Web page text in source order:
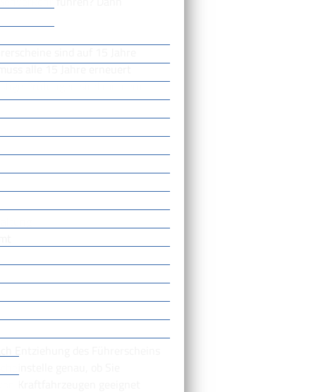
alle 15 Jahre erneuert
Prüfungen sind mit dem
Entziehung des Führerscheins
genau, ob Sie
Kraftfahrzeugen geeignet